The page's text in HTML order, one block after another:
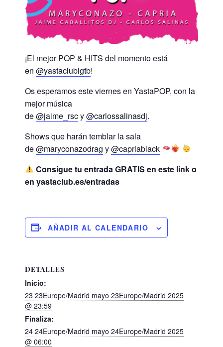
¡El mejor POP & HITS del momento está
en @yastaclublgtb!
Os esperamos este viernes en YastaPOP, con la
mejor música
de@jaime_rscy@carlossalinasdj.
Shows que harán temblar la sala
de@maryconazodrag y@capriablack
Consigue tu entrada GRATISen este linko
en yastaclub.es/entradas
AÑADIR AL CALENDARIO
DETALLES
Inicio:
23 23Europe/Madrid mayo 23Europe/Madrid 2025
@ 23:59
Finaliza:
24 24Europe/Madrid mayo 24Europe/Madrid 2025
@ 06:00